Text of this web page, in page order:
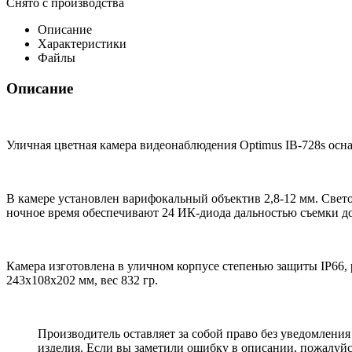
Описание
Характеристики
Файлы
Описание
Уличная цветная камера видеонаблюдения Optimus IB-728s
В камере установлен варифокальный объектив 2,8-12 мм.
ночное время обеспечивают 24 ИК-диода дальностью съемки
Камера изготовлена в уличном корпусе степенью защиты IP66,
243х108х202 мм, вес 832 гр.
Производитель оставляет за собой право без
изделия. Если вы заметили ошибку в описании,